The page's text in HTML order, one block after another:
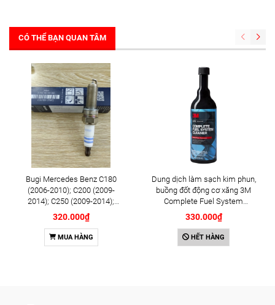
CÓ THỂ BẠN QUAN TÂM
Bugi Mercedes Benz C180
(2006-2010); C200 (2009-
2014); C250 (2009-2014);
E250 (2009-2013); G500
(2008-2015); GL450 (2006-
2012), S500 (2005-2011);
SLK200 (2011-2015) chính
320.000₫
MUA HÀNG
Dung dịch làm sạch kim phun,
buồng đốt động cơ xăng 3M
Complete Fuel System
Cleaner 473ml (08813)
330.000₫
HẾT HÀNG